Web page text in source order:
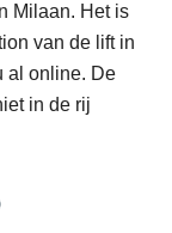
Milaan. Het is
van de lift in
al online. De
in de rij